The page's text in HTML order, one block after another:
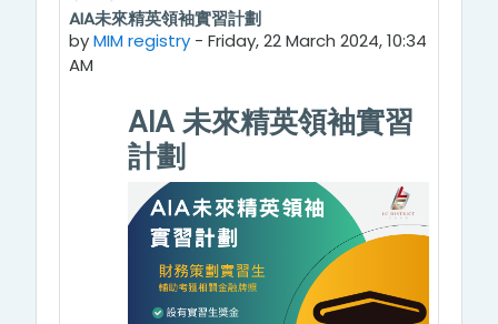
AIA未來精英領袖實習計劃
byMIM registry - Friday, 22 March 2024, 10:34
AM
Number of replies: 0
AIA 未來精英領袖實習
計劃